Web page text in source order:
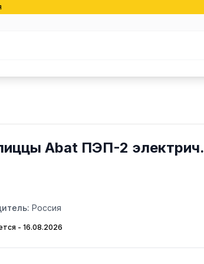
Abat ПЭП-2 электрич.
Россия
- 16.08.2026